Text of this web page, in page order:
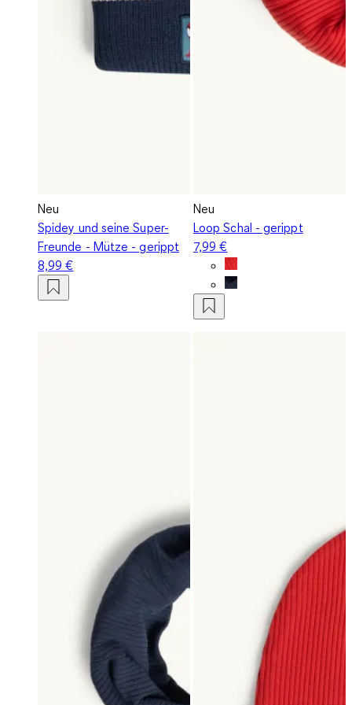
Neu
Spidey und seine Super-
Freunde - Mütze - gerippt
8,99 €
Neu
Loop Schal - gerippt
7,99 €